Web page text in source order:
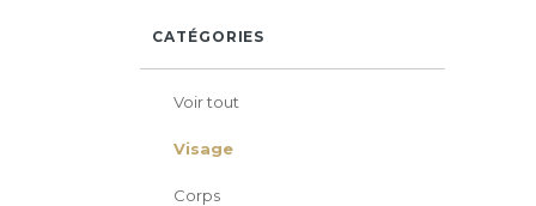
CATÉGORIES
Voir tout
Visage
Corps